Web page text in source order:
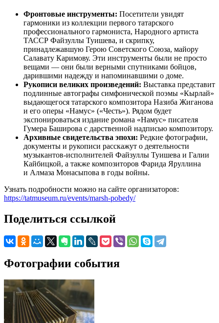
Фронтовые инструменты: Посетители увидят
гармоники из коллекции первого татарского
профессионального гармониста, Народного артиста
ТАССР Файзуллы Туишева, и скрипку,
принадлежавшую Герою Советского Союза, майору
Салавату Каримову. Эти инструменты были не просто
вещами — они были верными спутниками бойцов,
дарившими надежду и напоминавшими о доме.
Рукописи великих произведений: Выставка представит
подлинные автографы симфонической поэмы «Кырлай»
выдающегося татарского композитора Назиба Жиганова
и его оперы «Намус» («Честь»). Рядом будет
экспонироваться издание романа «Намус» писателя
Гумера Баширова с дарственной надписью композитору.
Архивные свидетельства эпохи: Редкие фотографии,
документы и рукописи расскажут о деятельности
музыкантов-исполнителей Файзуллы Туишева и Галии
Кайбицкой, а также композиторов Фарида Яруллина
и Алмаза Монасыпова в годы войны.
Узнать подробности можно на сайте организаторов:
https://tatmuseum.ru/events/marsh-pobedy/
Поделиться ссылкой
Фотографии события